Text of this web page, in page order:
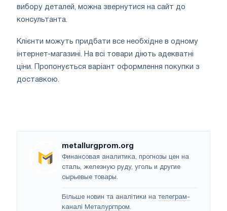
вибору деталей, можна звернутися на сайт до
консультанта.
Клієнти можуть придбати все необхідне в одному
інтернет-магазині. На всі товари діють адекватні
ціни. Пропонується варіант оформлення покупки з
доставкою.
metallurgprom.org
Финансовая аналитика, прогнозы цен на
сталь, железную руду, уголь и другие
сырьевые товары.
Більше новин та аналітики на телеграм-
каналі Металургпром.